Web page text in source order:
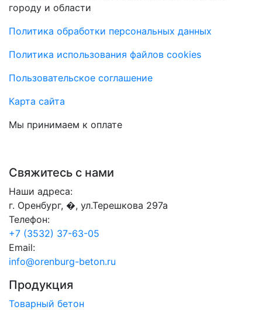
городу и области
Политика обработки персональных данных
Политика использования файлов cookies
Пользовательское соглашение
Карта сайта
Мы принимаем к оплате
Свяжитесь с нами
Наши адреса:
г. Оренбург, �, ул.Терешкова 297а
Телефон:
+7 (3532) 37-63-05
Email:
info@orenburg-beton.ru
Продукция
Товарный бетон